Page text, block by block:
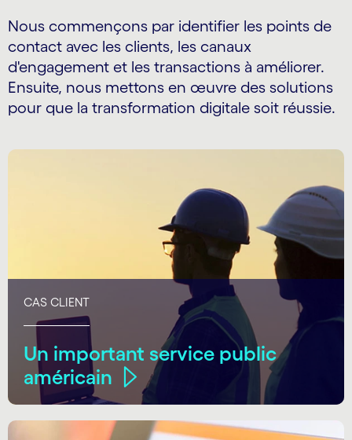
Nous commençons par identifier les points de
contact avec les clients, les canaux
d'engagement et les transactions à améliorer.
Ensuite, nous mettons en œuvre des solutions
pour que la transformation digitale soit réussie.
CAS CLIENT
Un important service public
américain